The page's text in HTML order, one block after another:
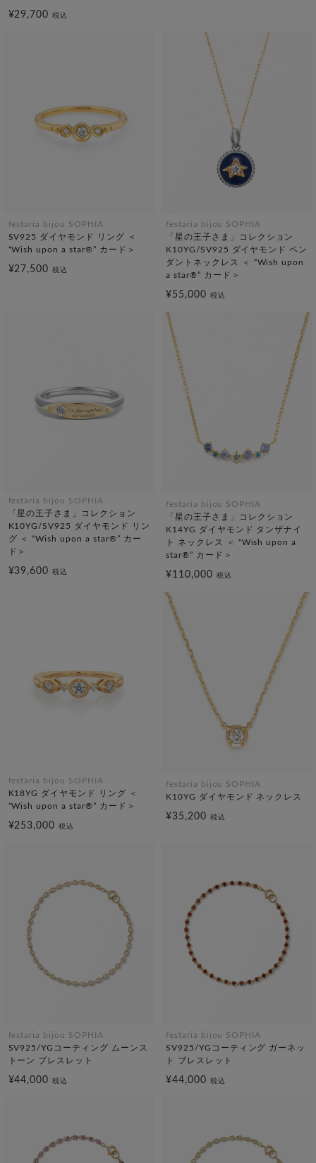
¥29,700税込
festaria bijou SOPHIA
SV925 ダイヤモンド リング ＜
“Wish upon a star®” カード＞
¥27,500税込
festaria bijou SOPHIA
「星の王子さま」コレクション
K10YG/SV925 ダイヤモンド ペン
ダントネックレス ＜ “Wish upon
a star®” カード＞
¥55,000 税込
festaria bijou SOPHIA
「星の王子さま」コレクション
K10YG/SV925 ダイヤモンド リン
グ ＜ “Wish upon a star®” カー
ド＞
¥39,600税込
festaria bijou SOPHIA
「星の王子さま」コレクション
K14YG ダイヤモンド タンザナイ
ト ネックレス ＜ “Wish upon a
star®” カード＞
¥110,000 税込
festaria bijou SOPHIA
K18YG ダイヤモンド リング ＜
“Wish upon a star®” カード＞
¥253,000税込
festaria bijou SOPHIA
K10YG ダイヤモンド ネックレス
¥35,200 税込
festaria bijou SOPHIA
SV925/YGコーティング ムーンス
トーン ブレスレット
¥44,000税込
festaria bijou SOPHIA
SV925/YGコーティング ガーネッ
ト ブレスレット
¥44,000 税込